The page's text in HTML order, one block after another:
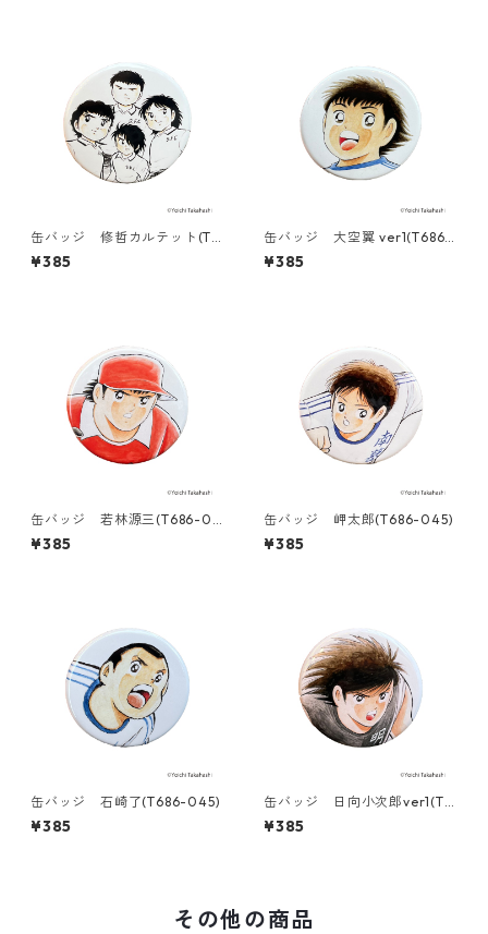
缶バッジ 修哲カルテット(T6
86-045)
¥385
缶バッジ 大空翼 ver1(T686-
045)
¥385
缶バッジ 若林源三(T686-04
5)
¥385
缶バッジ 岬太郎(T686-045)
¥385
缶バッジ 石崎了(T686-045)
¥385
缶バッジ 日向小次郎ver1(T6
86-045)
¥385
その他の商品